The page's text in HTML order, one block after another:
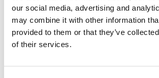
our social media, advertising and
may combine it with other information
provided to them or that they’ve
of their services.
Hongkong und Mission Hills
Golf- und Kulturreise Thailand
Golf in den kanadischen
Turnierreisen
Suche: